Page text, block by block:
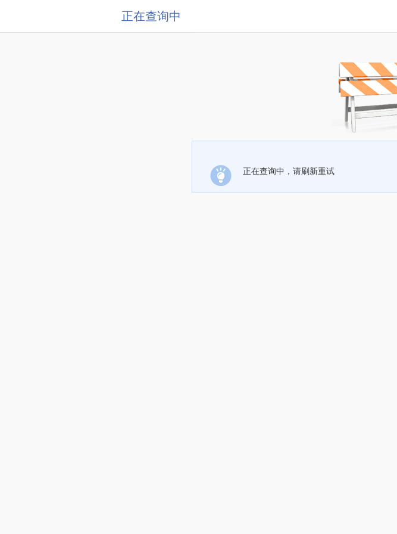
正在查询中
正在查询中，请刷新重试